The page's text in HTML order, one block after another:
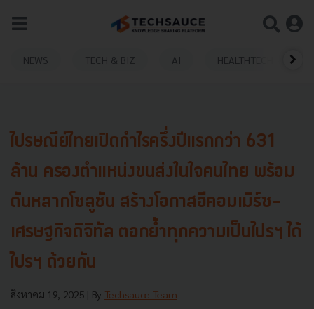
NEWS TECH & BIZ AI HEALTHTECH
ไปรษณีย์ไทยเปิดกำไรครึ่งปีแรกกว่า 631
ล้าน ครองตำแหน่งขนส่งในใจคนไทย พร้อม
ดันหลากโซลูชัน สร้างโอกาสอีคอมเมิร์ซ-
เศรษฐกิจดิจิทัล ตอกย้ำทุกความเป็นไปรฯ ได้
ไปรฯ ด้วยกัน
สิงหาคม 19, 2025 | By Techsauce Team